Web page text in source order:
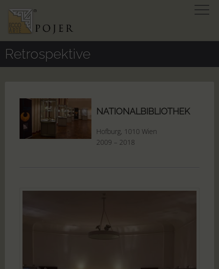
Retrospektive
NATIONALBIBLIOTHEK
Hofburg, 1010 Wien
2009 – 2018